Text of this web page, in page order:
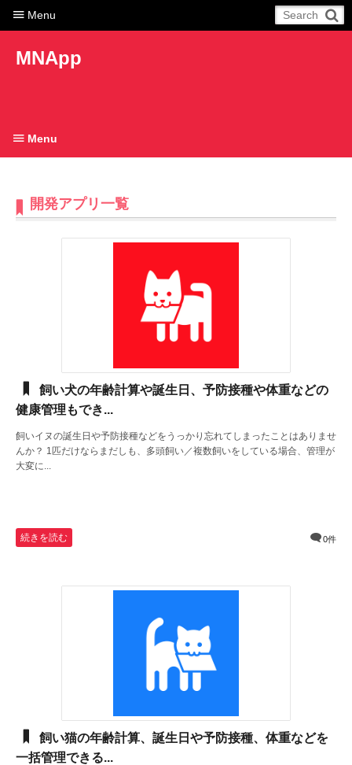
MNApp
開発アプリ一覧
飼い犬の年齢計算や誕生日、予防接種や体重などの
健康管理もでき...
飼いイヌの誕生日や予防接種などをうっかり忘れてしまったことはありませ
んか？ 1匹だけならまだしも、多頭飼い／複数飼いをしている場合、管理が
大変に...
続きを読む 0件
飼い猫の年齢計算、誕生日や予防接種、体重などを
一括管理できる...
Menu
Menu